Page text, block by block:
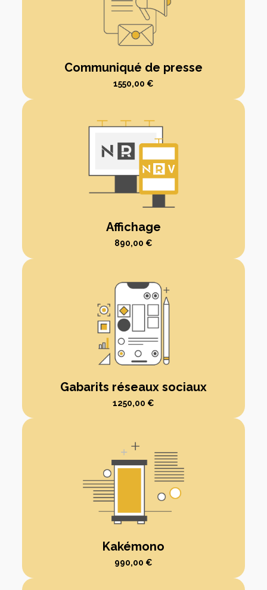
Communiqué de presse
1550,00 €
Affichage
890,00 €
Gabarits réseaux sociaux
1250,00 €
Kakémono
990,00 €